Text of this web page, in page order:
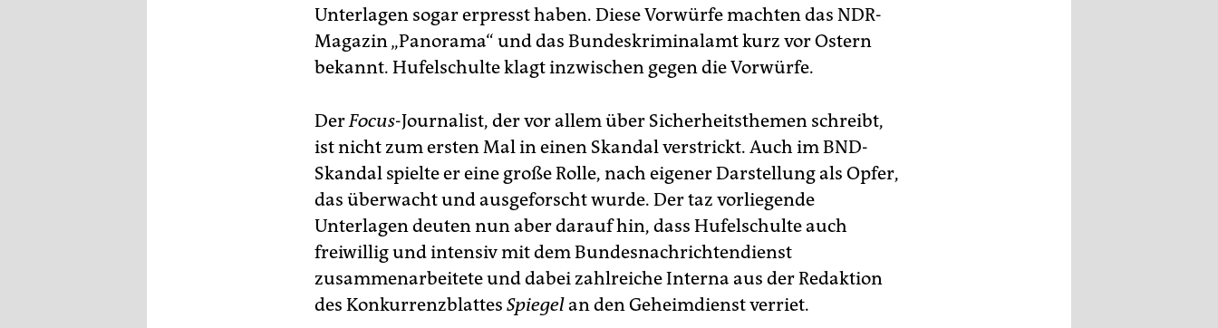
Unterlagen sogar erpresst haben. Diese Vorwürfe machten das NDR-
Magazin „Panorama“ und das Bundeskriminalamt kurz vor Ostern
bekannt. Hufelschulte klagt inzwischen gegen die Vorwürfe.
DerFocus-Journalist, der vor allem über Sicherheitsthemen schreibt,
ist nicht zum ersten Mal in einen Skandal verstrickt. Auch im BND-
Skandal spielte er eine große Rolle, nach eigener Darstellung als Opfer,
das überwacht und ausgeforscht wurde. Der taz vorliegende
Unterlagen deuten nun aber darauf hin, dass Hufelschulte auch
freiwillig und intensiv mit dem Bundesnachrichtendienst
zusammenarbeitete und dabei zahlreiche Interna aus der Redaktion
des Konkurrenzblattes Spiegelan den Geheimdienst verriet.